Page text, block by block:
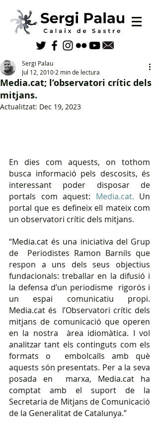
Media.cat; l’observatori crític dels
mitjans.
Sergi Palau
Jul 12, 2010 2 min de lectura
Actualitzat: Dec 19, 2023
En dies com aquests, on tothom
busca informació pels descosits, és
interessant poder disposar de
portals com aquest: Media.cat. Un
portal que es defineix ell mateix com
un observatori crític dels mitjans.
“Media.cat és una iniciativa del Grup
de  Periodistes Ramon Barnils que
respon a uns dels seus objectius
fundacionals: treballar en la difusió i
la defensa d’un periodisme  rigorós i
un espai comunicatiu propi.
Media.cat és  l’Observatori crític dels
mitjans de comunicació que operen
en la nostra  àrea idiomàtica. I vol
analitzar tant els continguts com els
formats o  embolcalls amb què
aquests són presentats. Per a la seva
posada en  marxa, Media.cat ha
comptat amb el suport de la
Secretaria de Mitjans de Comunicació
de la Generalitat de Catalunya.”